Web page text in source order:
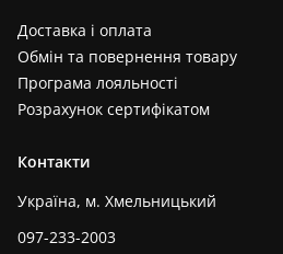
Доставка і оплата
Обмін та повернення товару
Програма лояльності
Розрахунок сертифікатом
Контакти
Україна, м. Хмельницький
097-233-2003